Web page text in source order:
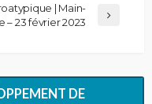
| Main-
– 23 février 2023
DE